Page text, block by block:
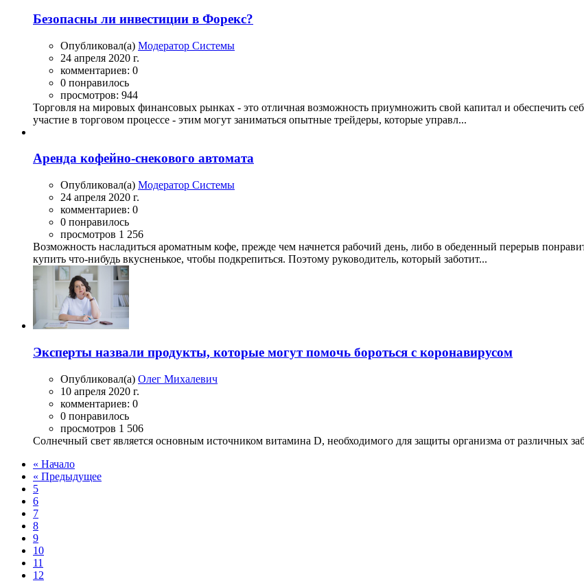
Безопасны ли инвестиции в Форекс?
Опубликовал(а) Модератор Системы
24 апреля 2020 г.
комментариев: 0
0 понравилось
просмотров: 944
Торговля на мировых финансовых рынках - это отличная возможность приумножить свой капитал и обеспечить
участие в торговом процессе - этим могут заниматься опытные трейдеры, которые управл...
Аренда кофейно-снекового автомата
Опубликовал(а) Модератор Системы
24 апреля 2020 г.
комментариев: 0
0 понравилось
просмотров 1 256
Возможность насладиться ароматным кофе, прежде чем начнется рабочий день, либо в обеденный перерыв
купить что-нибудь вкусненькое, чтобы подкрепиться. Поэтому руководитель, который заботит...
Эксперты назвали продукты, которые могут помочь бороться с коронавирусом
Опубликовал(а) Олег Михалевич
10 апреля 2020 г.
комментариев: 0
0 понравилось
просмотров 1 506
Солнечный свет является основным источником витамина D, необходимого для защиты организма от различных
« Начало
« Предыдущее
5
6
7
8
9
10
11
12